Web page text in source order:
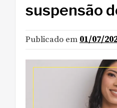
suspensão
Publicado em 01/07/